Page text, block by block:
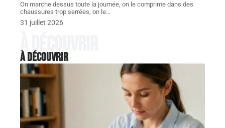
On marche dessus toute la journée, on le comprime dans des
chaussures trop serrées, on le…
31 juillet 2026
À découvrir
À découvrir